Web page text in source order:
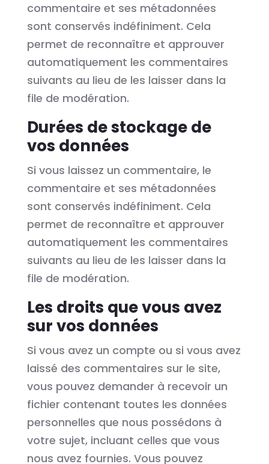
commentaire et ses métadonnées
sont conservés indéfiniment. Cela
permet de reconnaître et approuver
automatiquement les commentaires
suivants au lieu de les laisser dans la
file de modération.
Durées de stockage de
vos données
Si vous laissez un commentaire, le
commentaire et ses métadonnées
sont conservés indéfiniment. Cela
permet de reconnaître et approuver
automatiquement les commentaires
suivants au lieu de les laisser dans la
file de modération.
Les droits que vous avez
sur vos données
Si vous avez un compte ou si vous avez
laissé des commentaires sur le site,
vous pouvez demander à recevoir un
fichier contenant toutes les données
personnelles que nous possédons à
votre sujet, incluant celles que vous
nous avez fournies. Vous pouvez